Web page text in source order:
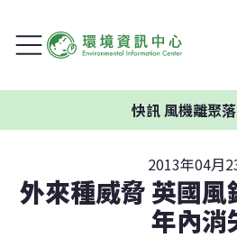
快訊風機離聚落
2013年04月
外來種威脅 英國
年內消